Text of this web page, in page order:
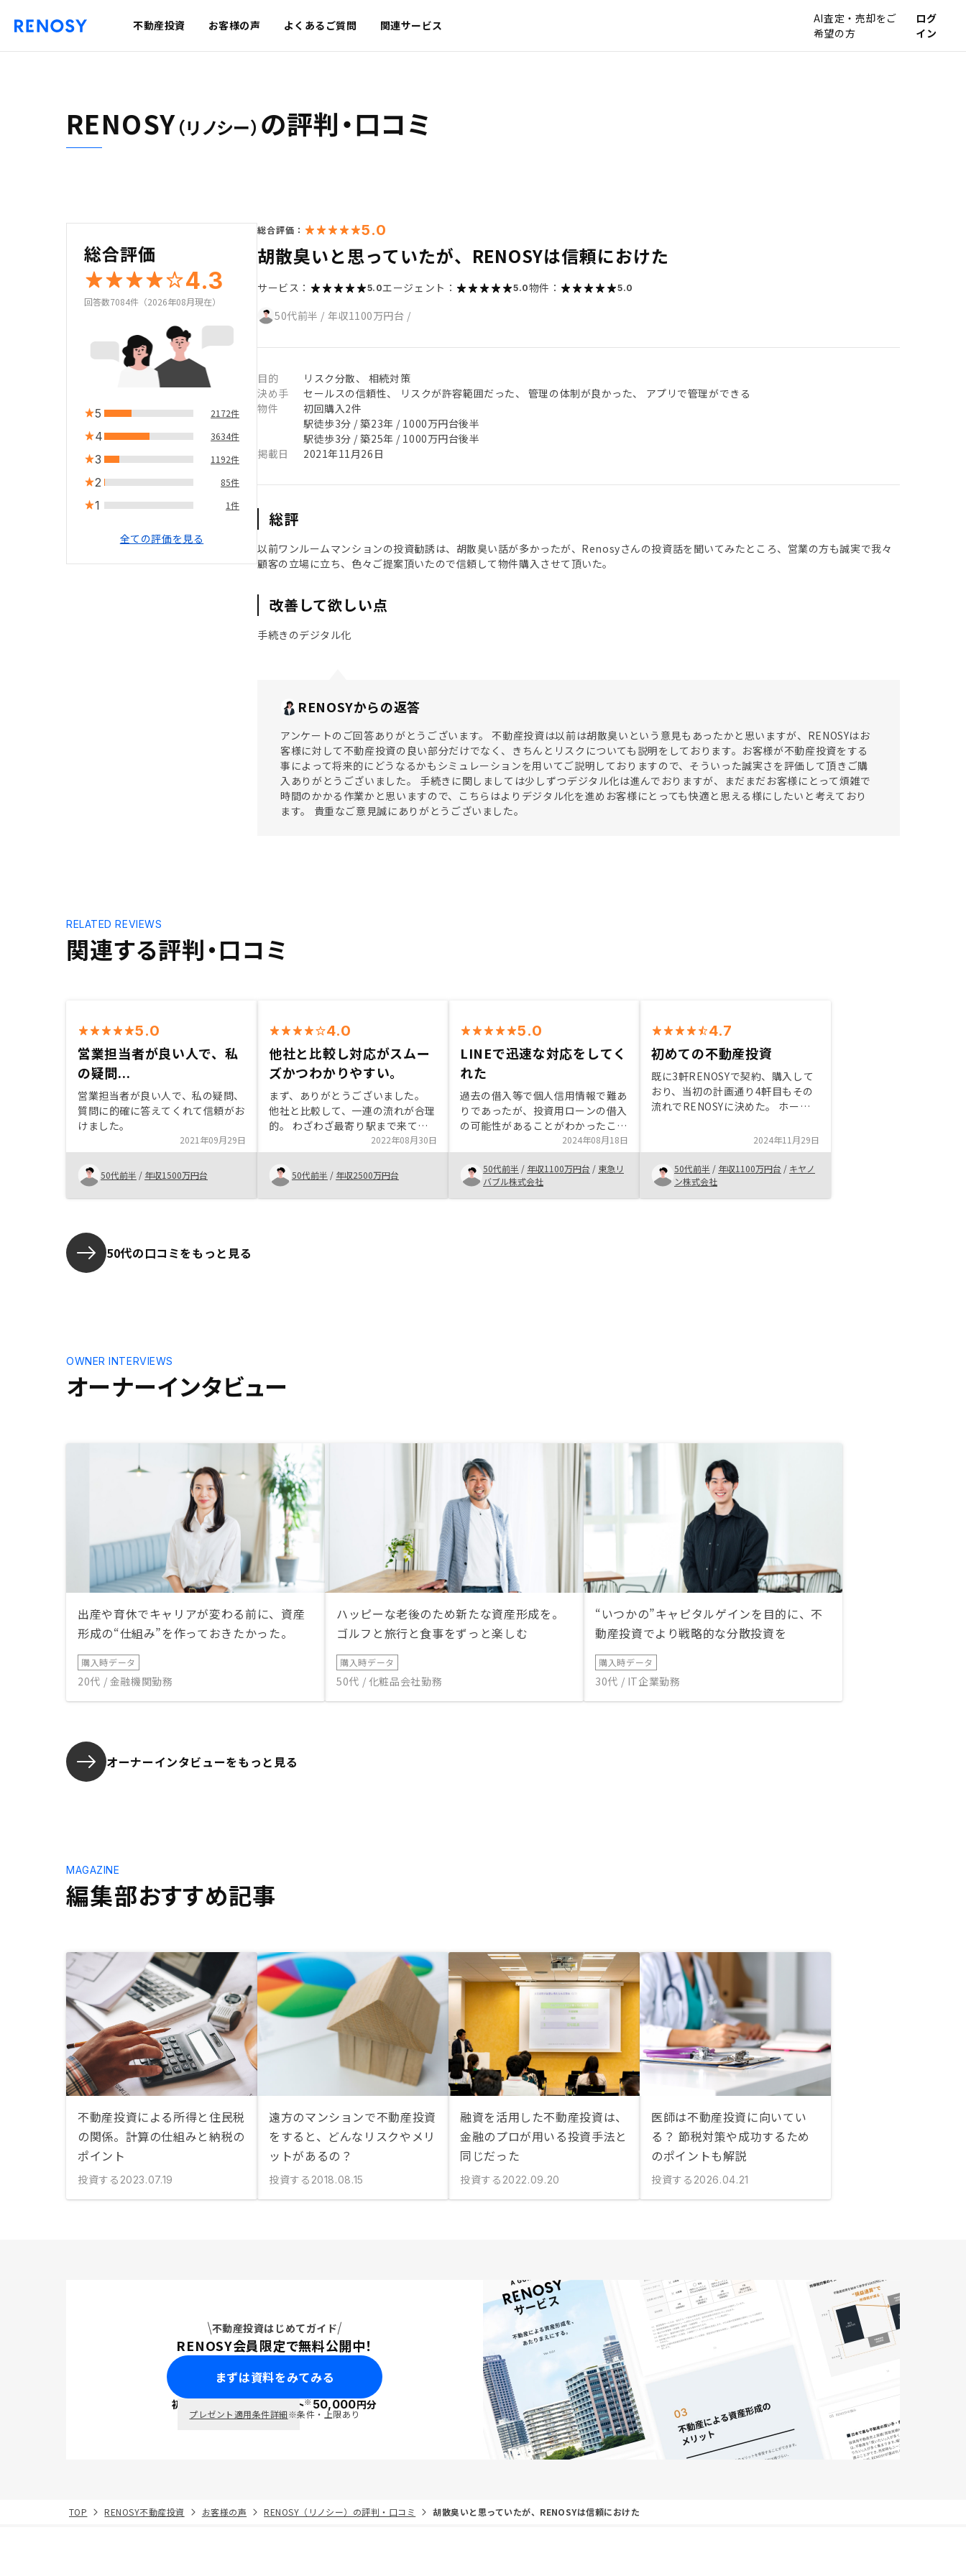
不動産投資 お客様の声 よくあるご質問 関連サービス
AI査定・売却をご
希望の方
ログ
イン
RENOSY（リノシー） の評判・口コミ
総合評価
4.3
回答数7084件（2026年08月現在）
5 2172件
4 3634件
3 1192件
2 85件
1 1件
全ての評価を見る
総合評価： 5.0
胡散臭いと思っていたが、RENOSYは信頼におけた
サービス： 5.0エージェント： 5.0物件： 5.0
50代前半 / 年収1100万円台 /
目的
リスク分散、 相続対策
決め手
セールスの信頼性、 リスクが許容範囲だった、 管理の体制が良かった、 アプリで管理ができる
物件
初回購入2件
駅徒歩3分 / 築23年 / 1000万円台後半
駅徒歩3分 / 築25年 / 1000万円台後半
掲載日
2021年11月26日
総評
以前ワンルームマンションの投資勧誘は、胡散臭い話が多かったが、Renosyさんの投資話を聞いてみたところ、営業の方も誠実で我々
顧客の立場に立ち、色々ご提案頂いたので信頼して物件購入させて頂いた。
改善して欲しい点
手続きのデジタル化
RENOSYからの返答
アンケートのご回答ありがとうございます。 不動産投資は以前は胡散臭いという意見もあったかと思いますが、RENOSYはお
客様に対して不動産投資の良い部分だけでなく、きちんとリスクについても説明をしております。お客様が不動産投資をする
事によって将来的にどうなるかもシミュレーションを用いてご説明しておりますので、そういった誠実さを評価して頂きご購
入ありがとうございました。 手続きに関しましては少しずつデジタル化は進んでおりますが、まだまだお客様にとって煩雑で
時間のかかる作業かと思いますので、こちらはよりデジタル化を進めお客様にとっても快適と思える様にしたいと考えており
ます。 貴重なご意見誠にありがとうございました。
関連する評判・口コミ
RELATED REVIEWS
5.0
営業担当者が良い人で、私
の疑問...
営業担当者が良い人で、私の疑問、
質問に的確に答えてくれて信頼がお
けました。
2021年09月29日
50代前半 / 年収1500万円台
4.0
他社と比較し対応がスムー
ズかつわかりやすい。
まず、ありがとうございました。
他社と比較して、一連の流れが合理
的。 わざわざ最寄り駅まで来てい
ただきました。 営業様とのご縁を
感じました。 良い物件でしたので
申込させていただきました。 今後
ともよろしくお願い申し上げます。
サイトの使いやすさについてはもう
2022年08月30日
50代前半 / 年収2500万円台
5.0
LINEで迅速な対応をしてく
れた
過去の借入等で個人信用情報で難あ
りであったが、投資用ローンの借入
の可能性があることがわかったこと
は大きな決断のポイントであった。
また、老後を見据えて年金プラスα
の収入が欲しかった。収入と支出も
ほぼイコールであったため購入出来
そうだと判断しました。担当者も若
2024年08月18日
50代前半 / 年収1100万円台 / 東急リ
バブル株式会社
4.7
初めての不動産投資
既に3軒RENOSYで契約、購入して
おり、当初の計画通り4軒目もその
流れでRENOSYに決めた。 ホーム
性などを参考に信頼のおける会社だ
と判断した。 差し引き詳細の確認
や、初年度の確定申告をしていない
ため実感はまだ無いが、今後の運用
報告が楽しみである。銀行口座設定
2024年11月29日
50代前半 / 年収1100万円台 / キヤノ
ン株式会社
50代の口コミをもっと見る
オーナーインタビュー
OWNER INTERVIEWS
出産や育休でキャリアが変わる前に、資産
形成の“仕組み”を作っておきたかった。
購入時データ
20代 / 金融機関勤務
ハッピーな老後のため新たな資産形成を。
ゴルフと旅行と食事をずっと楽しむ
購入時データ
50代 / 化粧品会社勤務
“いつかの”キャピタルゲインを目的に、不
動産投資でより戦略的な分散投資を
購入時データ
30代 / IT企業勤務
オーナーインタビューをもっと見る
編集部おすすめ記事
MAGAZINE
不動産投資による所得と住民税
の関係。計算の仕組みと納税の
ポイント
投資する 2023.07.19
遠方のマンションで不動産投資
をすると、どんなリスクやメリ
ットがあるの？
投資する 2018.08.15
融資を活用した不動産投資は、
金融のプロが用いる投資手法と
同じだった
投資する 2022.09.20
医師は不動産投資に向いてい
る？ 節税対策や成功するため
のポイントも解説
投資する 2026.04.21
不動産投資はじめてガイド
RENOSY会員限定で無料公開中！
まずは資料をみてみる
初回面談で ポイント※50,000円分
プレゼント適用条件詳細※条件・上限あり
TOP RENOSY不動産投資 お客様の声 RENOSY（リノシー）の評判・口コミ 胡散臭いと思っていたが、RENOSYは信頼におけた